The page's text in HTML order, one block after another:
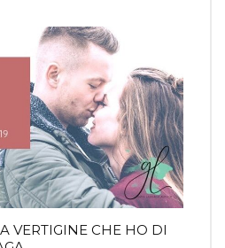
VERTIGINE CHE HO DI